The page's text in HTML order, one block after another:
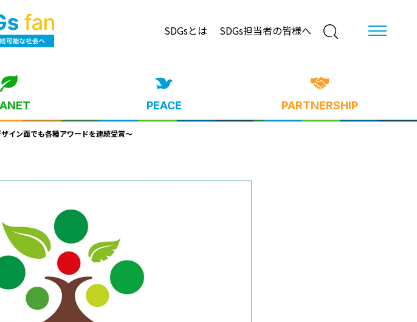
SDGsとは SDGs担当者の皆様へ
PEACE PARTNERSHIP
イン面でも各種アワードを連続受賞～